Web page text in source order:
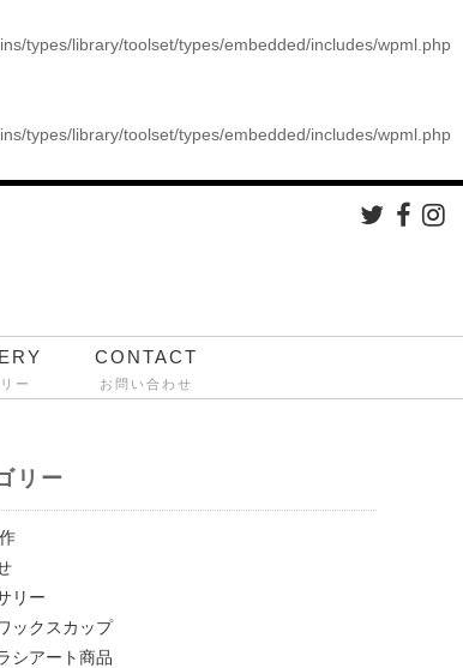
types/library/toolset/types/embedded/includes/wpml.php
types/library/toolset/types/embedded/includes/wpml.php
ー
CONTACT
お問い合わせ
リー
リー
ックスカップ
シアート商品